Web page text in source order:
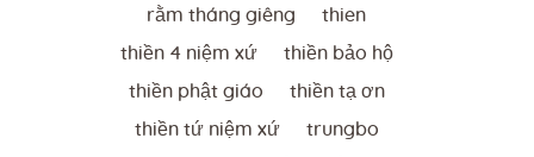
rằm tháng giêng thien
thiền 4 niệm xứ thiền bảo hộ
thiền phật giáo thiền tạ ơn
thiền tứ niệm xứ trungbo